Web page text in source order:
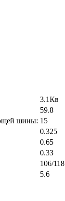
3.1Кв
59.8
шины: 15
0.325
0.65
0.33
106/118
5.6